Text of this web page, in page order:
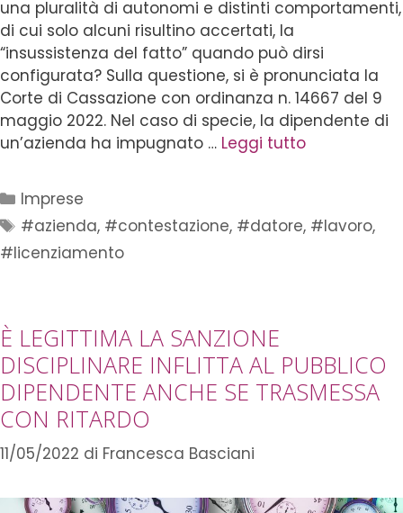
una pluralità di autonomi e distinti comportamenti,
di cui solo alcuni risultino accertati, la
“insussistenza del fatto” quando può dirsi
configurata? Sulla questione, si è pronunciata la
Corte di Cassazione con ordinanza n. 14667 del 9
maggio 2022. Nel caso di specie, la dipendente di
un’azienda ha impugnato … Leggi tutto
Imprese
#azienda, #contestazione, #datore, #lavoro,
#licenziamento
È LEGITTIMA LA SANZIONE
DISCIPLINARE INFLITTA AL PUBBLICO
DIPENDENTE ANCHE SE TRASMESSA
CON RITARDO
11/05/2022 di Francesca Basciani